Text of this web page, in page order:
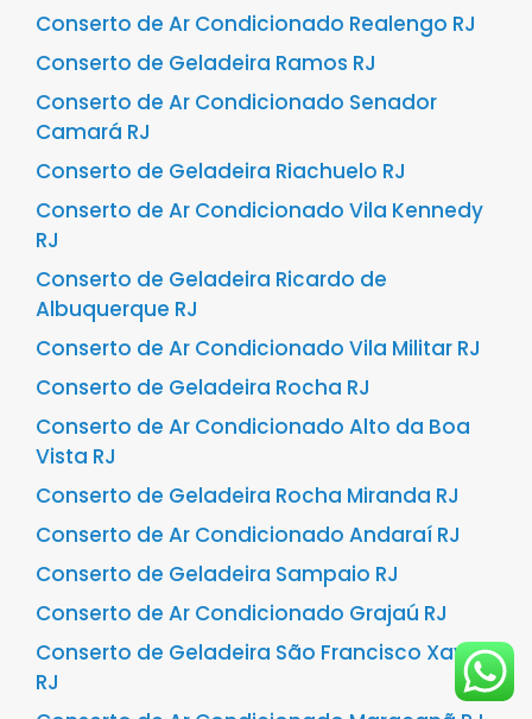
Conserto de Ar Condicionado Realengo RJ
Conserto de Geladeira Ramos RJ
Conserto de Ar Condicionado Senador
Camará RJ
Conserto de Geladeira Riachuelo RJ
Conserto de Ar Condicionado Vila Kennedy
RJ
Conserto de Geladeira Ricardo de
Albuquerque RJ
Conserto de Ar Condicionado Vila Militar RJ
Conserto de Geladeira Rocha RJ
Conserto de Ar Condicionado Alto da Boa
Vista RJ
Conserto de Geladeira Rocha Miranda RJ
Conserto de Ar Condicionado Andaraí RJ
Conserto de Geladeira Sampaio RJ
Conserto de Ar Condicionado Grajaú RJ
Conserto de Geladeira São Francisco Xavier
RJ